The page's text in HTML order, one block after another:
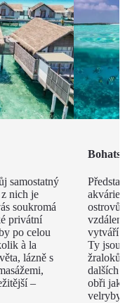
samostatný
nich je
soukromá
privátní
po celou
à la
lázně s
–
ostrovů
vytváří
Ty jsou
dalších
obři
velryby.